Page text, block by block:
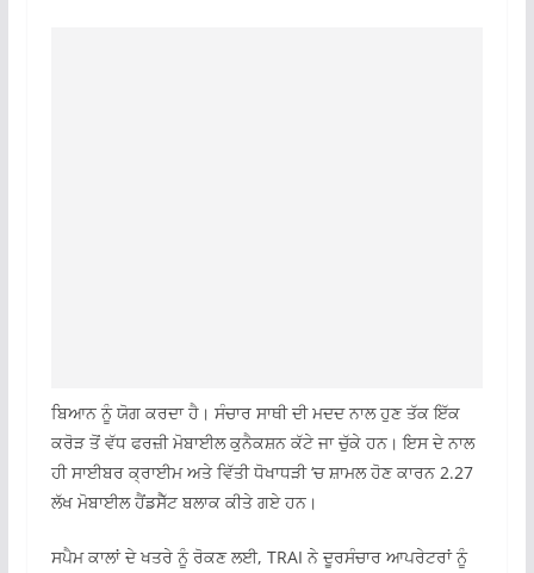
ਬਿਆਨ ਨੂੰ ਯੋਗ ਕਰਦਾ ਹੈ। ਸੰਚਾਰ ਸਾਥੀ ਦੀ ਮਦਦ ਨਾਲ ਹੁਣ ਤੱਕ ਇੱਕ
ਕਰੋੜ ਤੋਂ ਵੱਧ ਫਰਜ਼ੀ ਮੋਬਾਈਲ ਕੁਨੈਕਸ਼ਨ ਕੱਟੇ ਜਾ ਚੁੱਕੇ ਹਨ। ਇਸ ਦੇ ਨਾਲ
ਹੀ ਸਾਈਬਰ ਕ੍ਰਾਈਮ ਅਤੇ ਵਿੱਤੀ ਧੋਖਾਧੜੀ ‘ਚ ਸ਼ਾਮਲ ਹੋਣ ਕਾਰਨ 2.27
ਲੱਖ ਮੋਬਾਈਲ ਹੈਂਡਸੈੱਟ ਬਲਾਕ ਕੀਤੇ ਗਏ ਹਨ।
ਸਪੈਮ ਕਾਲਾਂ ਦੇ ਖਤਰੇ ਨੂੰ ਰੋਕਣ ਲਈ, TRAI ਨੇ ਦੂਰਸੰਚਾਰ ਆਪਰੇਟਰਾਂ ਨੂੰ